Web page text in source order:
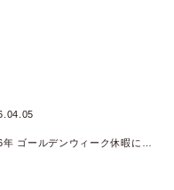
2026年 ゴールデンウィーク休暇について